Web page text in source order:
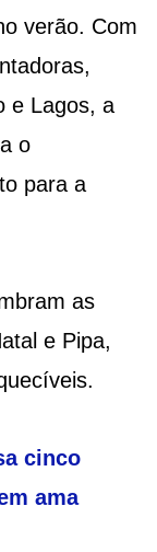
verão. Com
e Lagos, a
o
para a
as
e Pipa,
cinco
ama